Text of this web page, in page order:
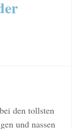
den tollsten
und nassen